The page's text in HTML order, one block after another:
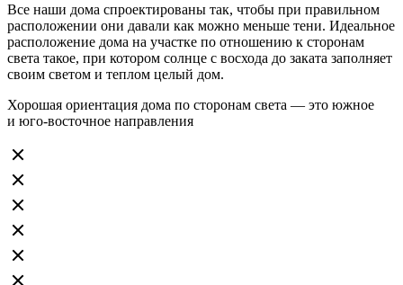
Все наши дома спроектированы так, чтобы при правильном
расположении они давали как можно меньше тени. Идеальное
расположение дома на участке по отношению к сторонам
света такое, при котором солнце с восхода до заката заполняет
своим светом и теплом целый дом.
Хорошая ориентация дома по сторонам света — это южное
и юго-восточное направления